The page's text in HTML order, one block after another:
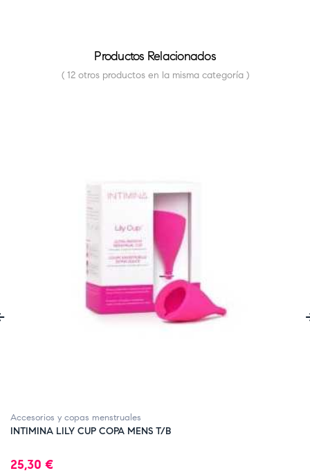
Productos Relacionados
( 12 otros productos en la misma categoría )
Accesorios y copas menstruales
INTIMINA LILY CUP COPA MENS T/B
Precio
25,30 €